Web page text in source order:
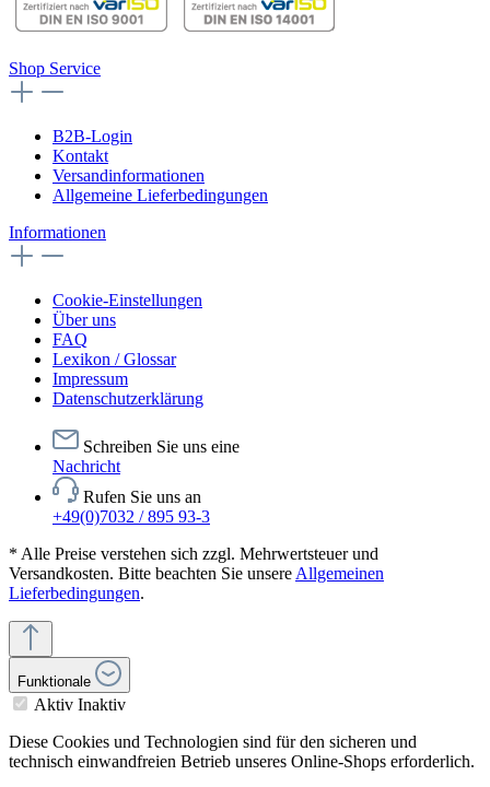
Shop Service
B2B-Login
Kontakt
Versandinformationen
Allgemeine Lieferbedingungen
Informationen
Cookie-Einstellungen
Über uns
FAQ
Lexikon / Glossar
Impressum
Datenschutzerklärung
Schreiben Sie uns eine
Nachricht
Rufen Sie uns an
+49(0)7032 / 895 93-3
* Alle Preise verstehen sich zzgl. Mehrwertsteuer und
Versandkosten. Bitte beachten Sie unsere Allgemeinen
Lieferbedingungen.
Funktionale
Aktiv Inaktiv
Diese Cookies und Technologien sind für den sicheren und
technisch einwandfreien Betrieb unseres Online-Shops erforderlich.